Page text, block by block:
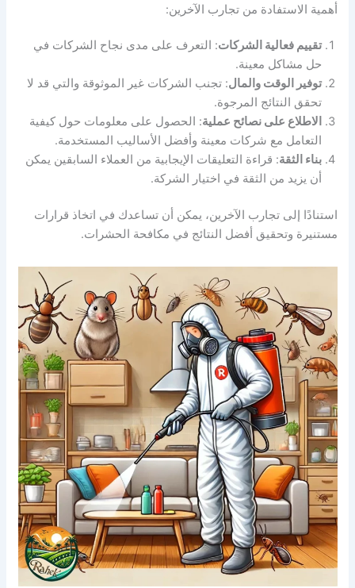
أهمية الاستفادة من تجارب الآخرين:
تقييم فعالية الشركات: التعرف على مدى نجاح الشركات في
حل مشاكل معينة.
توفير الوقت والمال: تجنب الشركات غير الموثوقة والتي قد لا
تحقق النتائج المرجوة.
الاطلاع على نصائح عملية: الحصول على معلومات حول كيفية
التعامل مع شركات معينة وأفضل الأساليب المستخدمة.
بناء الثقة: قراءة التعليقات الإيجابية من العملاء السابقين يمكن
أن يزيد من الثقة في اختيار الشركة.
استنادًا إلى تجارب الآخرين، يمكن أن تساعدك في اتخاذ قرارات
مستنيرة وتحقيق أفضل النتائج في مكافحة الحشرات.